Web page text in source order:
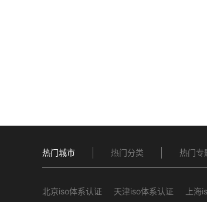
热门城市 热门分类 热门专
北京iso体系认证 天津iso体系认证 上海